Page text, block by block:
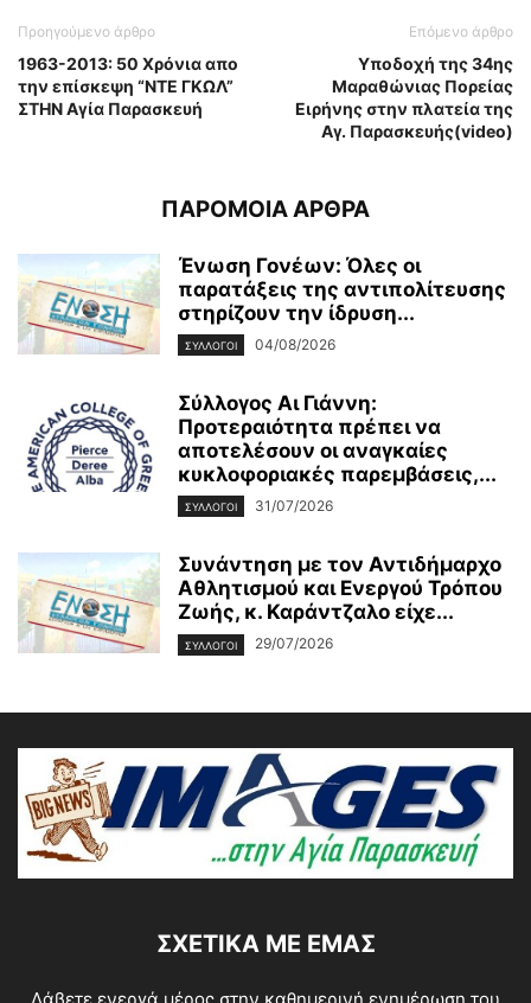
Προηγούμενο άρθρο
1963-2013: 50 Χρόνια απο
την επίσκεψη “ΝΤΕ ΓΚΩΛ”
ΣΤΗΝ Αγία Παρασκευή
Επόμενο άρθρο
Υποδοχή της 34ης
Μαραθώνιας Πορείας
Ειρήνης στην πλατεία της
Αγ. Παρασκευής(video)
ΠΑΡΟΜΟΙΑ ΑΡΘΡΑ
Ένωση Γονέων: Όλες οι
παρατάξεις της αντιπολίτευσης
στηρίζουν την ίδρυση...
ΣΥΛΛΟΓΟΙ 04/08/2026
Σύλλογος Αι Γιάννη:
Προτεραιότητα πρέπει να
αποτελέσουν οι αναγκαίες
κυκλοφοριακές παρεμβάσεις,...
ΣΥΛΛΟΓΟΙ 31/07/2026
Συνάντηση με τον Αντιδήμαρχο
Αθλητισμού και Ενεργού Τρόπου
Ζωής, κ. Καράντζαλο είχε...
ΣΥΛΛΟΓΟΙ 29/07/2026
ΣΧΕΤΙΚΆ ΜΕ ΕΜΆΣ